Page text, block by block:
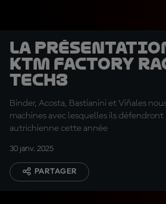
La
KTM Factory
Tech3
Binder, Acosta, Bastianini et Viñales
machines avec lesquelles ils défendront
autrichienne cette année
30 janv. 2025
PARTAGER